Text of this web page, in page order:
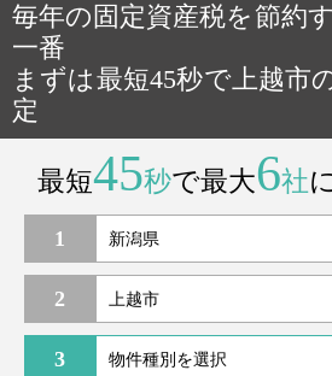
毎年の固定資産税を節約
一番
まずは最短45秒で上越市
定
最短45秒で最大6社
1
2
3